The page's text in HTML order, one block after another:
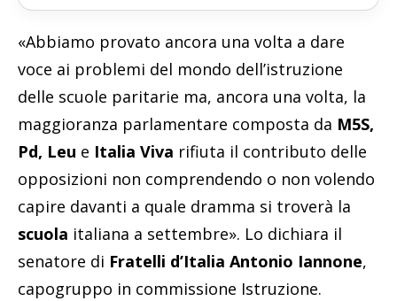
«Abbiamo provato ancora una volta a dare
voce ai problemi del mondo dell’istruzione
delle scuole paritarie ma, ancora una volta, la
maggioranza parlamentare composta da M5S,
Pd, Leu e Italia Viva rifiuta il contributo delle
opposizioni non comprendendo o non volendo
capire davanti a quale dramma si troverà la
scuola italiana a settembre». Lo dichiara il
senatore di Fratelli d’Italia Antonio Iannone,
capogruppo in commissione Istruzione.